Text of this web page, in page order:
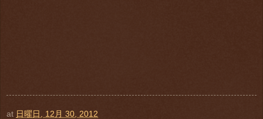
at 日曜日, 12月 30, 2012